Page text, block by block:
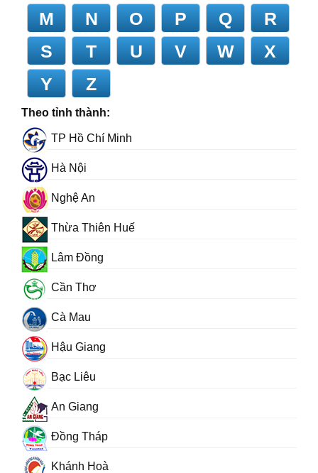
M N O P Q
R
S
T U V W
X
Y
Z
Theo tỉnh thành:
TP Hồ Chí Minh
Hà Nội
Nghệ An
Thừa Thiên Huế
Lâm Đồng
Cần Thơ
Cà Mau
Hậu Giang
Bạc Liêu
An Giang
Đồng Tháp
Khánh Hoà